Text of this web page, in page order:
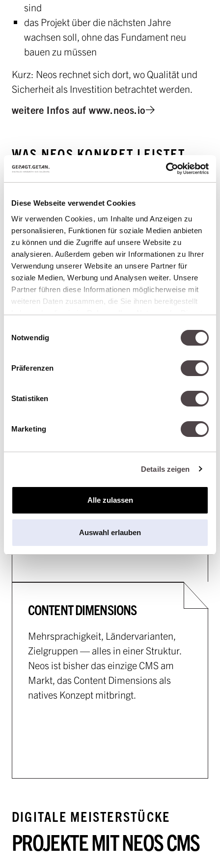
Diese Webseite verwendet Cookies
Wir verwenden Cookies, um Inhalte und Anzeigen zu
personalisieren, Funktionen für soziale Medien anbieten
zu können und die Zugriffe auf unsere Website zu
analysieren. Außerdem geben wir Informationen zu Ihrer
Verwendung unserer Website an unsere Partner für
soziale Medien, Werbung und Analysen weiter. Unsere
Partner führen diese Informationen möglicherweise mit
weiteren Daten zusammen, die Sie ihnen bereitgestellt
haben oder die sie im Rahmen Ihrer Nutzung der Dienste
Notwendig
Präferenzen
Statistiken
Marketing
Details zeigen
Alle zulassen
Auswahl erlauben
sind
das Projekt über die nächsten Jahre
wachsen soll, ohne das Fundament neu
bauen zu müssen
Kurz: Neos rechnet sich dort, wo Qualität und
Sicherheit als Investition betrachtet werden.
weitere Infos auf www.neos.io
WAS NEOS KONKRET LEISTET —
DIE WICHTIGSTEN HEBEL.
INLINE-EDITING
Inhalte werden direkt in der
Webseitenansicht bearbeitet. Was du
siehst, ist das, was der Besucher sieht.
Kein Umweg über versteckte Elemente
und separate Vorschauen.
Seiten entstehen aus vorkonfigurierten
Bausteinen — entwickelt nach dem
Bedarf des Projekts. Redakteure setzen
definiert haben. Das ergibt Flexibilität
ohne Chaos.
CONTENT DIMENSIONS
Mehrsprachigkeit, Ländervarianten,
Zielgruppen — alles in einer Struktur.
Neos ist bisher das einzige CMS am
Markt, das Content Dimensions als
natives Konzept mitbringt.
DIGITALE MEISTERSTÜCKE
PROJEKTE MIT NEOS CMS